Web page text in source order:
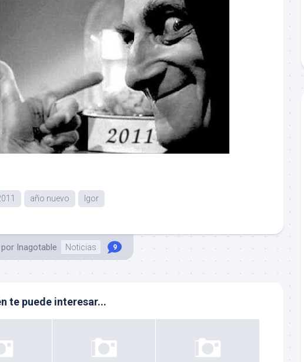
año nuevo Igor
por Inagotable Noticias 9
te puede interesar...